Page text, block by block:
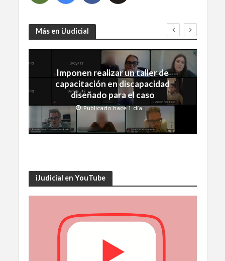
Más en iJudicial
Imponen realizar un taller de
capacitación en discapacidad
diseñado para el caso
Publicado hace 1 día
iJudicial en YouTube